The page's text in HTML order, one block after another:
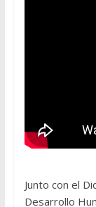
Junto con el
Desarrollo